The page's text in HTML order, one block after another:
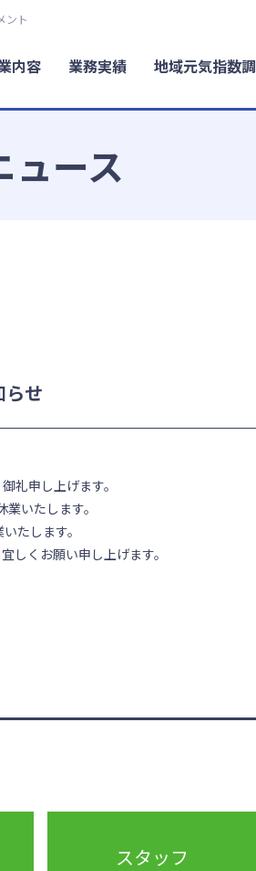
ント
内容 業務実績 地域元気指数
ュース
らせ
礼申し上げます。
いたします。
たします。
しくお願い申し上げます。
スタッフ